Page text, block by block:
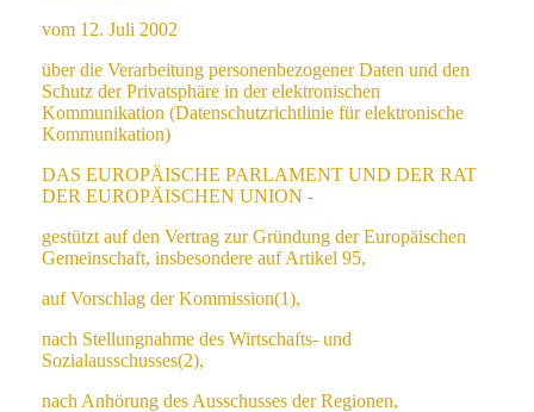
vom 12. Juli 2002
über die Verarbeitung personenbezogener Daten und den
Schutz der Privatsphäre in der elektronischen
Kommunikation (Datenschutzrichtlinie für elektronische
Kommunikation)
DAS EUROPÄISCHE PARLAMENT UND DER RAT
DER EUROPÄISCHEN UNION -
gestützt auf den Vertrag zur Gründung der Europäischen
Gemeinschaft, insbesondere auf Artikel 95,
auf Vorschlag der Kommission(1),
nach Stellungnahme des Wirtschafts- und
Sozialausschusses(2),
nach Anhörung des Ausschusses der Regionen,